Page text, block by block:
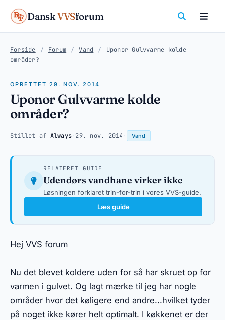
DanskVVSforum
Forside / Forum / Vand /
Uponor Gulvvarme kolde
områder?
OPRETTET 29. NOV. 2014
Uponor Gulvvarme kolde
områder?
Stillet af Always 29. nov. 2014 Vand
RELATERET GUIDE
Udendørs vandhane virker ikke
Løsningen forklaret trin-for-trin i vores VVS-guide.
Læs guide
Hej VVS forum
Nu det blevet koldere uden for så har skruet op for
varmen i gulvet. Og lagt mærke til jeg har nogle
områder hvor det køligere end andre...hvilket tyder
på noget ikke kører helt optimalt. I køkkenet er der